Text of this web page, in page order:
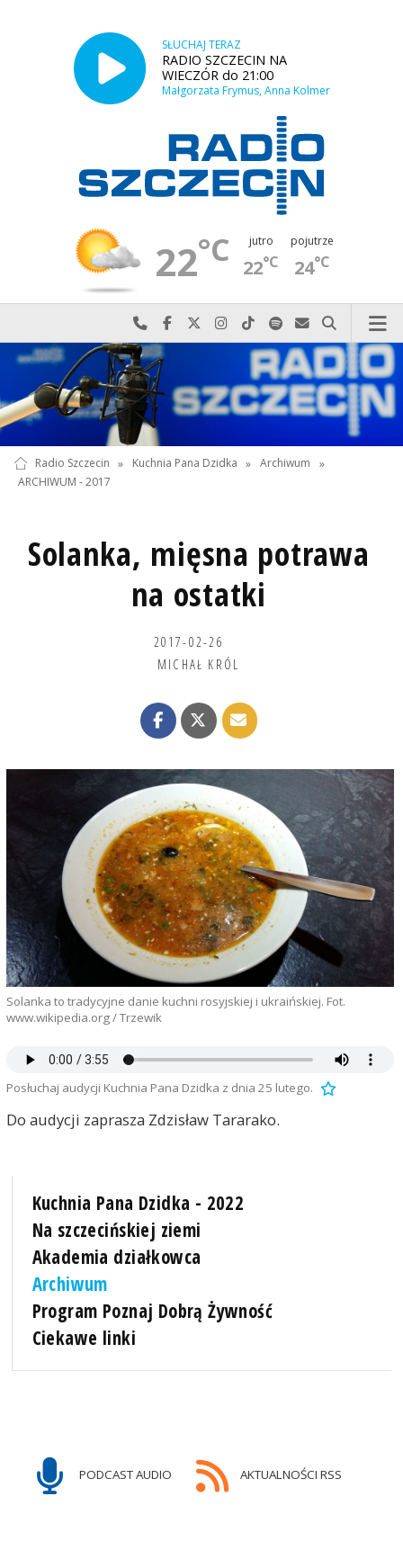
SŁUCHAJ TERAZ
RADIO SZCZECIN NA
WIECZÓR do 21:00
Małgorzata Frymus, Anna Kolmer
22°C jutro
22°C
pojutrze
24°C
Najlepiej po prostu do nas zadzwoń
Odwiedź nas na Facebook-u
Odwiedź nas na X
Odwiedź nas na Instagram-ie
Odwiedź nas na TikTok-u
Szukaj nas na Spotify
Wyślij do nas
Szukaj
Radio Szczecin » Kuchnia Pana Dzidka » Archiwum
»
ARCHIWUM - 2017
Solanka, mięsna potrawa
na ostatki
2017-02-26
MICHAŁ KRÓL
Solanka to tradycyjne danie kuchni rosyjskiej i ukraińskiej. Fot.
www.wikipedia.org / Trzewik
Posłuchaj audycji Kuchnia Pana Dzidka z dnia 25 lutego.
Do audycji zaprasza Zdzisław Tararako.
Kuchnia Pana Dzidka - 2022
Na szczecińskiej ziemi
Akademia działkowca
Archiwum
Program Poznaj Dobrą Żywność
Ciekawe linki
PODCAST AUDIO AKTUALNOŚCI RSS